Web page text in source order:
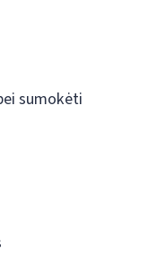
sumokėti